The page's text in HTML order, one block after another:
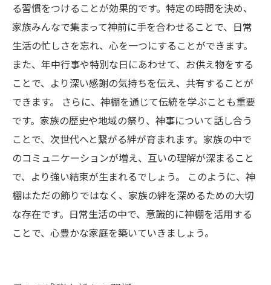
る習慣をつけることが効果的です。特定の時間を決め、
家族みんなで集まって神前に手を合わせることで、日常
生活の忙しさを忘れ、心を一つにすることができます。
また、年中行事や特別な日にあわせて、お供え物をする
ことで、より深い感謝の気持ちを伝え、共有することが
できます。 さらに、神棚を通じて伝統を学ぶことも重要
です。家族の歴史や地域の祭り、神事について話し合う
ことで、次世代へと繋がる絆が育まれます。家族の中で
のコミュニケーションが増え、互いの理解が深まること
で、より強い結束が生まれるでしょう。 このように、神
棚はただの飾りではなく、家族の絆を深めるための大切
な存在です。日常生活の中で、意識的に神棚を活用する
ことで、心豊かな家庭を築いていきましょう。